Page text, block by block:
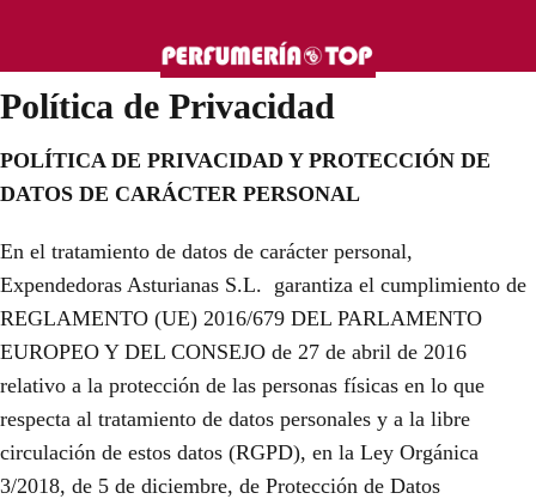
Política de Privacidad
POLÍTICA DE PRIVACIDAD Y PROTECCIÓN DE
DATOS DE CARÁCTER PERSONAL
En el tratamiento de datos de carácter personal,
Expendedoras Asturianas S.L. garantiza el cumplimiento de
REGLAMENTO (UE) 2016/679 DEL PARLAMENTO
EUROPEO Y DEL CONSEJO de 27 de abril de 2016
relativo a la protección de las personas físicas en lo que
respecta al tratamiento de datos personales y a la libre
circulación de estos datos (RGPD), en la Ley Orgánica
3/2018, de 5 de diciembre, de Protección de Datos